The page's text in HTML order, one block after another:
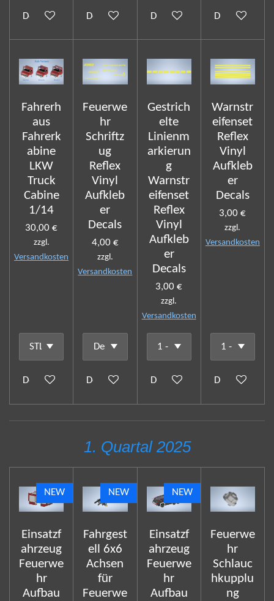
Details anzeigenDetails anzeigenDetails anzeigenDetails
Fahrerh
aus
Fahrerk
abine
LKW
Truck
Cabine
1/14
30,00 €
zzgl.
Versandkosten
Details anzeigen
Feuerwe
hr
Schriftz
ug
Reflex
Vinyl
Aufkleb
er
Decals
4,00 €
zzgl.
Versandkosten
Details anzeigen
Gestrich
elte
Linienm
arkierun
g
Warnstr
eifenset
Reflex
Vinyl
Aufkleb
er
Decals
3,00 €
zzgl.
Versandkosten
Details anzeigen
Warnstr
eifenset
Reflex
Vinyl
Aufkleb
er
Decals
3,00 €
zzgl.
Versandkosten
Details
1. Quartal 2025
NEW
Einsatzf
ahrzeug
Feuerwe
hr
Aufbau
NEW
Fahrgest
ell 6x6
Achsen
für
Feuerwe
NEW
Einsatzf
ahrzeug
Feuerwe
hr
Aufbau
Feuerwe
hr
Schlauc
hkupplu
ng